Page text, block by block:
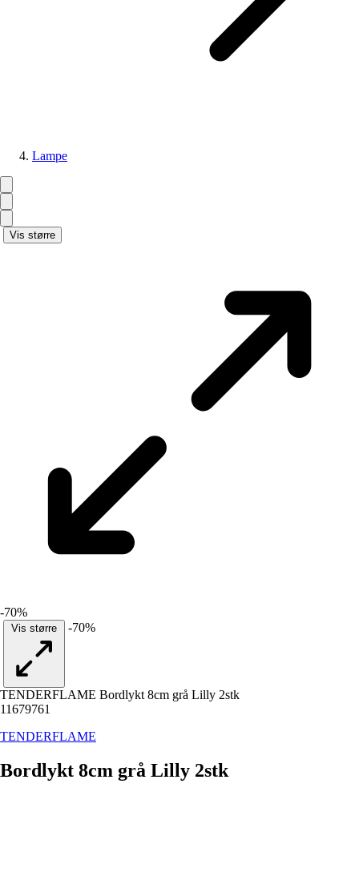
Lampe
Vis større
-70%
Vis større -70%
TENDERFLAME Bordlykt 8cm grå Lilly 2stk
11679761
TENDERFLAME
Bordlykt 8cm grå Lilly 2stk